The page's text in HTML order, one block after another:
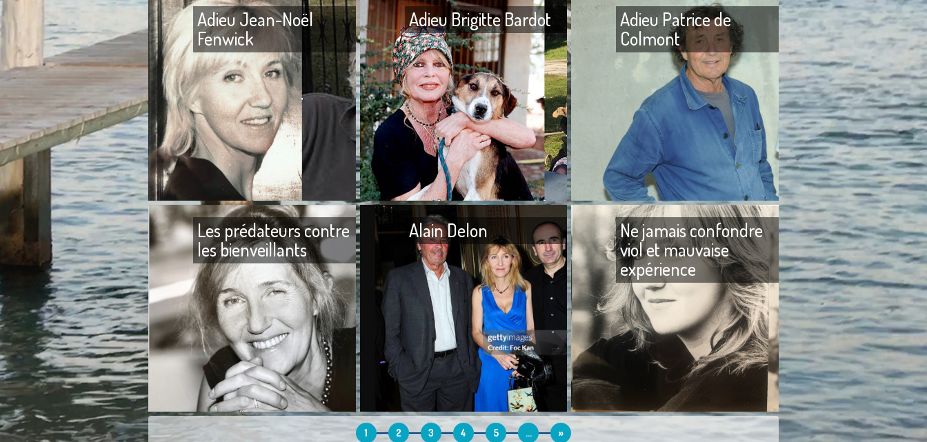
Adieu Jean-Noël
Fenwick
Adieu Jean-Noël Fenwick Je
viens seulement d‘apprendre
le décès de Jean-Noël Fenwick,
survenu le 3 mai 2024, à l’âge
de
Adieu Brigitte Bardot
Adieu Brigitte Bardot J’ai reçu
de nombreux messages me
demandant pourquoi je n’avais
rien écrit sur Brigitte Bardot.
Je n’ai
Adieu Patrice de
Colmont
Adieu Patrice de Colmont
D’habitude lorsque j’écris un
texte pour rendre hommage à
un ami qui vient de mourir, je
Les prédateurs contre
les bienveillants
J’ai toujours divisé les êtres
humains en trois parties, d’un
côté, les prédateurs, de l’autre,
les bienveillants et, au milieu,
Alain Delon
J’ai toujours aimé faire rire les
hommes. Je ne les ai jamais
dragués, ni cherchés à les
séduire pour obtenir
Ne jamais confondre
viol et mauvaise
expérience
Ne jamais confondre viol et
mauvaise expérience. J’aime la
langue française pour sa
précision et je m’efforce
toujours de ne
1 2 3 4 5 ... »